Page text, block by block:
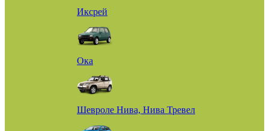
Иксрей
Ока
Шевроле Нива, Нива Тревел